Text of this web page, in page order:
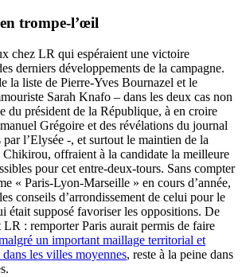
trompe-l’œil
chez LR qui espéraient une victoire
derniers développements de la campagne.
la liste de Pierre-Yves Bournazel et le
Sarah Knafo – dans les deux cas non
du président de la République, à en croire
Grégoire et des révélations du journal
l’Elysée -, et surtout le maintien de la
offraient à la candidate la meilleure
pour cet entre-deux-tours. Sans compter
« Paris-Lyon-Marseille » en cours d’année,
conseils d’arrondissement de celui pour le
était supposé favoriser les oppositions. De
LR : remporter Paris aurait permis de faire
un important maillage territorial et
les villes moyennes, reste à la peine dans